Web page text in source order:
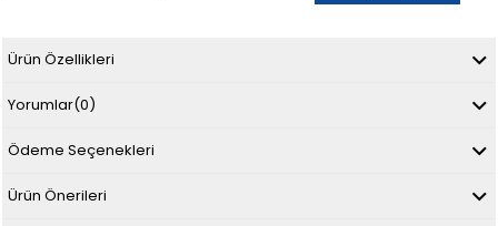
Ürün Özellikleri
Yorumlar(0)
Ödeme Seçenekleri
Ürün Önerileri